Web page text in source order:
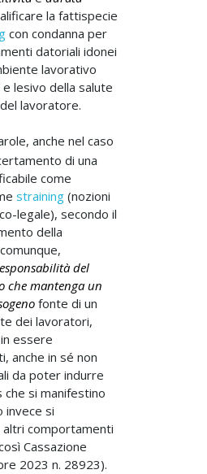
la fattispecie
con condanna per
datoriali idonei
lavorativo
lesivo della salute
lavoratore.
anche nel caso
di una
come
straining (nozioni
legale), secondo il
della
del
che mantenga un
fonte di un
dei lavoratori,
essere
anche in sé non
da poter indurre
si manifestino
invece si
comportamenti
Cassazione
2023 n. 28923).